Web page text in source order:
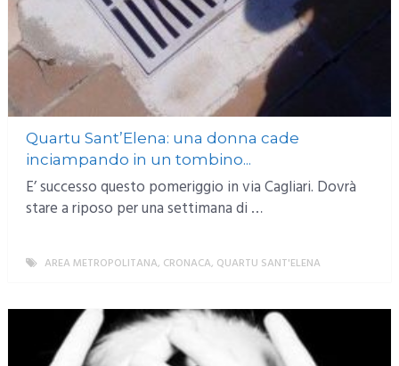
Quartu Sant’Elena: una donna cade
inciampando in un tombino...
E’ successo questo pomeriggio in via Cagliari. Dovrà
stare a riposo per una settimana di …
AREA METROPOLITANA, CRONACA, QUARTU SANT'ELENA